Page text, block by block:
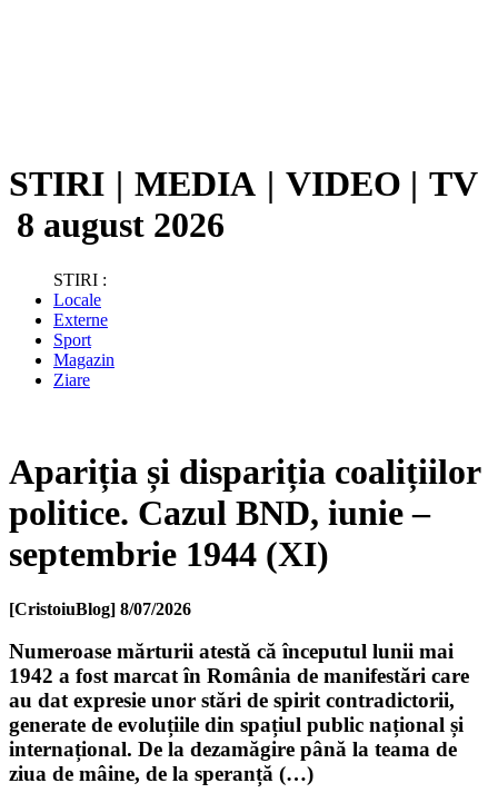
STIRI | MEDIA | VIDEO | TV
8 august 2026
STIRI :
Locale
Externe
Sport
Magazin
Ziare
Apariția și dispariția coalițiilor
politice. Cazul BND, iunie –
septembrie 1944 (XI)
[CristoiuBlog] 8/07/2026
Numeroase mărturii atestă că începutul lunii mai
1942 a fost marcat în România de manifestări care
au dat expresie unor stări de spirit contradictorii,
generate de evoluțiile din spațiul public național și
internațional. De la dezamăgire până la teama de
ziua de mâine, de la speranță (…)